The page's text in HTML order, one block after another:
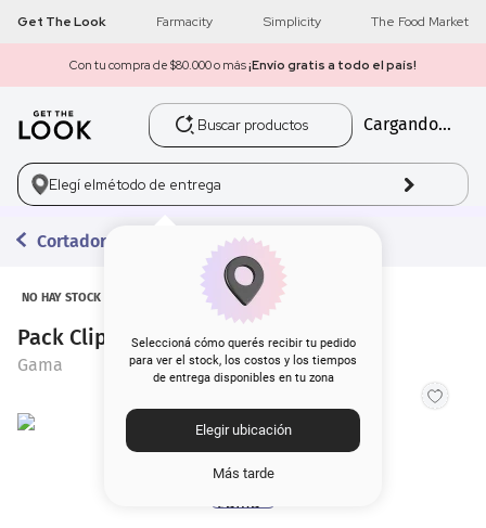
Get The Look Farmacity Simplicity The Food Market
Con tu compra de $80.000 o más¡Envío gratis a todo el país!
Buscar productos
Cargando...
Elegí elmétodo de entrega
Seleccioná cómo querés recibir tu pedido
para ver el stock, los costos y los tiempos
de entrega disponibles en tu zona
Elegir ubicación
Más tarde
Cortadoras de Pelo
NO HAY STOCK
Pack Clipper Gama Titanium T744
Gama
1 get the look
2 máscara pestañas
3.
5. corrector